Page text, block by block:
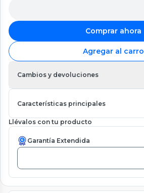
Comprar ahora
Agregar al carro
Cambios y devoluciones
Características principales
Llévalos con tu producto
Garantía Extendida